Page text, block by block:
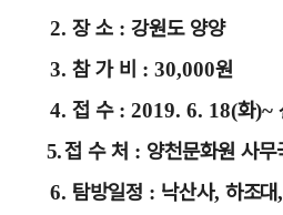
2. 장 소 : 강원도 양양
3. 참 가 비 : 30,000원
4. 접 수 : 2019. 6. 18(화)~
5.접 수 처 : 양천문화원 사무
6. 탐방일정 : 낙산사, 하조대